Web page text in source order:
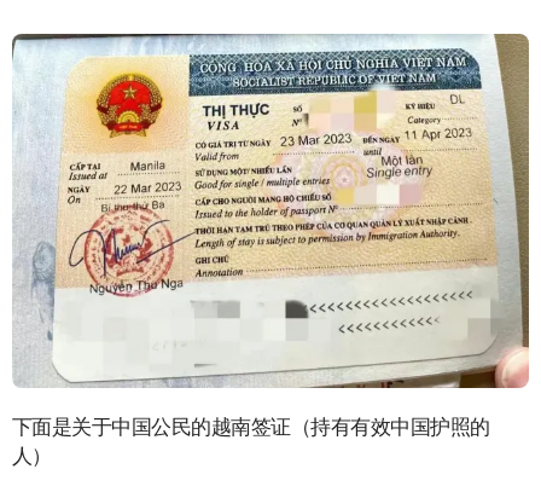
下面是关于中国公民的越南签证（持有有效中国护照的
人）